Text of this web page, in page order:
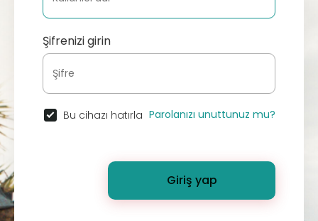
Şifrenizi girin
Bu cihazı hatırla Parolanızı unuttunuz mu?
Giriş yap